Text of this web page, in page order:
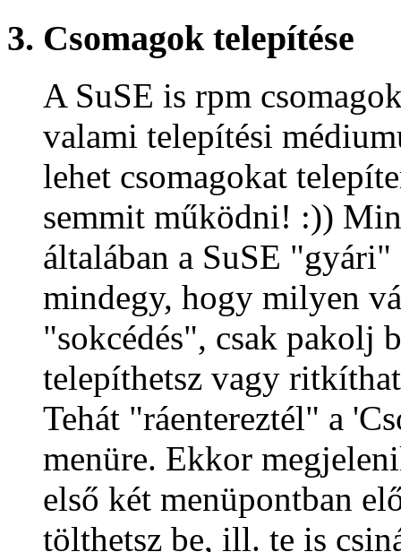
3. Csomagok telepítése
A SuSE is rpm
valami telepítési
lehet csomagokat
semmit működni! :))
általában a SuSE
mindegy, hogy milyen
"sokcédés", csak pakolj
telepíthetsz vagy
Tehát "ráentereztél" a
menüre. Ekkor
első két menüpontban
tölthetsz be, ill. te is